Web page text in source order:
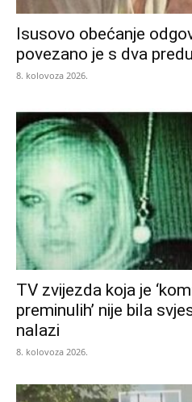
Isusovo obećanje
povezano je s dva
8. kolovoza 2026.
TV zvijezda koja je
preminulih’ nije bila
nalazi
8. kolovoza 2026.